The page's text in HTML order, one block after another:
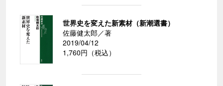
世界史を変えた新素材（新潮選書）
佐藤健太郎／著
2019/04/12
1,760円（税込）